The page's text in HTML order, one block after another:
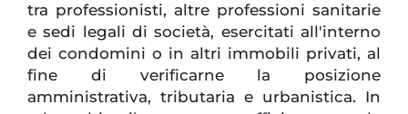
tra professionisti, altre professioni sanitarie
e sedi legali di società, esercitati all'interno
dei condomini o in altri immobili privati, al
fine di verificarne la posizione
amministrativa, tributaria e urbanistica. In